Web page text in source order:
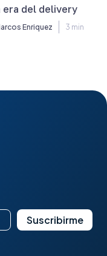
era del delivery
Enriquez 3 min